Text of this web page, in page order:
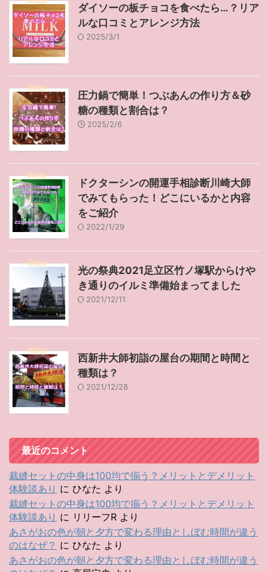
ダイソーの板チョコを食べたら…？リア
ルな口コミとアレンジ方法
2025/3/1
圧力鍋で簡単！つぶあんの作り方＆砂
糖の種類と割合は？
2025/2/6
ドクターシンの開運手相診断川崎大師
でみてもらった！どこにいるかと内容
をご紹介
2022/1/29
光の祭典2021足立区竹ノ塚駅からけや
き通りのイルミ準備始まってました
2021/12/11
西新井大師初詣の屋台の期間と時間と
種類は？
2021/12/28
最近のコメント
裁縫セットの中身は100均で揃う？メリットとデメリット
体験談あり に ひなた より
裁縫セットの中身は100均で揃う？メリットとデメリット
体験談あり に リリーフR より
あさがおの色が朝と夕方で変わる理由としぼむ時間が違う
のはなぜ？ に ひなた より
あさがおの色が朝と夕方で変わる理由としぼむ時間が違う